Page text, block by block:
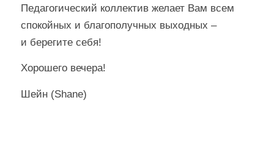
Педагогический коллектив желает Вам всем
спокойных и благополучных выходных –
и берегите себя!
Хорошего вечера!
Шейн (Shane)